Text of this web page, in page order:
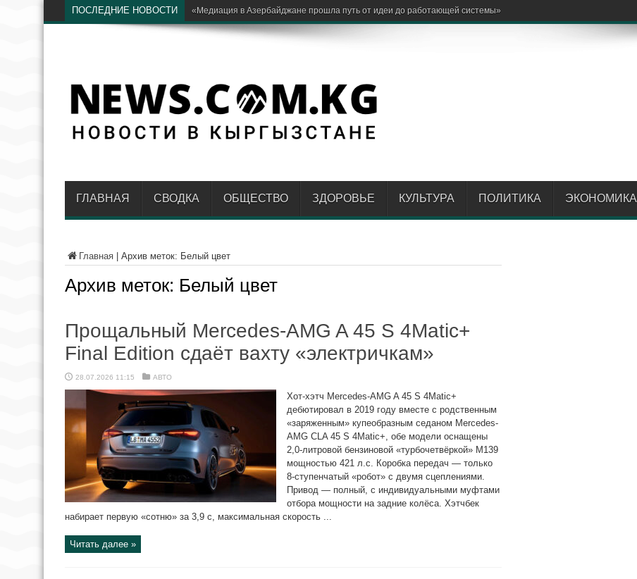
ПОСЛЕДНИЕ НОВОСТИ Российские военные прибыл
ГЛАВНАЯ СВОДКА ОБЩЕСТВО ЗДОРОВЬЕ КУЛЬТУРА ПОЛИТИКА ЭКОНОМИКА
Главная Архив меток: Белый цвет
Архив меток: Белый цвет
Прощальный Mercedes-AMG A 45 S 4Matic+
Final Edition сдаёт вахту «электричкам»
28.07.2026 11:15 АВТО
Хот-хэтч Mercedes-AMG A 45 S 4Matic+
дебютировал в 2019 году вместе с родственным
«заряженным» купеобразным седаном Mercedes-
AMG CLA 45 S 4Matic+, обе модели оснащены
2,0-литровой бензиновой «турбочетвёркой» M139
мощностью 421 л.с. Коробка передач — только
8-ступенчатый «робот» с двумя сцеплениями.
Привод — полный, с индивидуальными муфтами
отбора мощности на задние колёса. Хэтчбек
набирает первую «сотню» за 3,9 с, максимальная скорость ...
Читать далее »